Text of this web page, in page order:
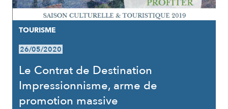
TOURISME
26/05/2020
Le Contrat de Destination
Impressionnisme, arme de
promotion massive